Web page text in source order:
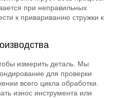
при неправильных
к привариванию стружки к
измерить деталь. Мы
для проверки
всего цикла обработки.
износ инструмента или